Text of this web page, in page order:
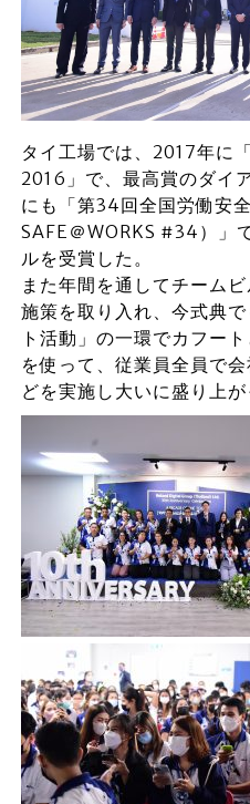
タイ工場では、2017年に
2016」で、最高賞のダイ
にも「第34回全国労働安
SAFE＠WORKS #34）」
ルを受賞した。
また年間を通してチーム
施策を取り入れ、今式典
ト活動」の一環でカフー
を使って、従業員全員で
どを実施し大いに盛り上が